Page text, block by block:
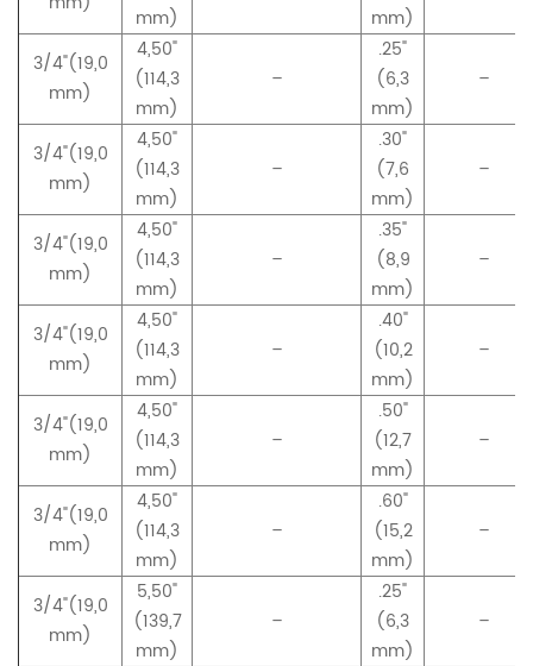
mm)
mm)
3/4"(19,0
mm)
4,50"
(114,3
mm)
–
.25"
(6,3
mm)
–
3/4"(19,0
mm)
4,50"
(114,3
mm)
–
.30"
(7,6
mm)
–
3/4"(19,0
mm)
4,50"
(114,3
mm)
–
.35"
(8,9
mm)
–
3/4"(19,0
mm)
4,50"
(114,3
mm)
–
.40"
(10,2
mm)
–
3/4"(19,0
mm)
4,50"
(114,3
mm)
–
.50"
(12,7
mm)
–
3/4"(19,0
mm)
4,50"
(114,3
mm)
–
.60"
(15,2
mm)
–
3/4"(19,0
mm)
5,50"
(139,7
mm)
–
.25"
(6,3
mm)
–